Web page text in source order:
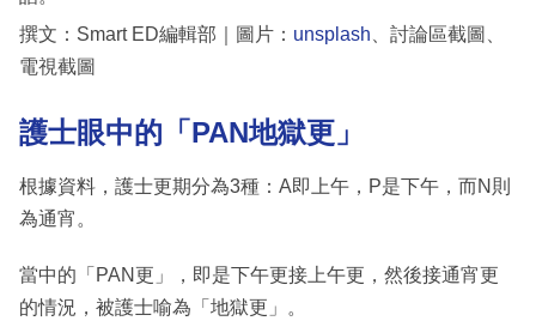
撰文：Smart ED編輯部｜圖片： unsplash 、討論區截圖、
電視截圖
護士眼中的「PAN地獄更」
根據資料，護士更期分為3種：A即上午，P是下午，而N則
為通宵。
當中的「PAN更」，即是下午更接上午更，然後接通宵更
的情況，被護士喻為「地獄更」。